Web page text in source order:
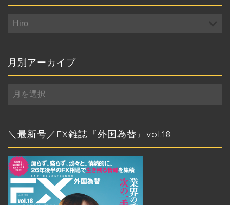
カ
テ
ー
月別アーカイブ
月
別
カ
＼最新号／FX雑誌『外国為替』vol.18